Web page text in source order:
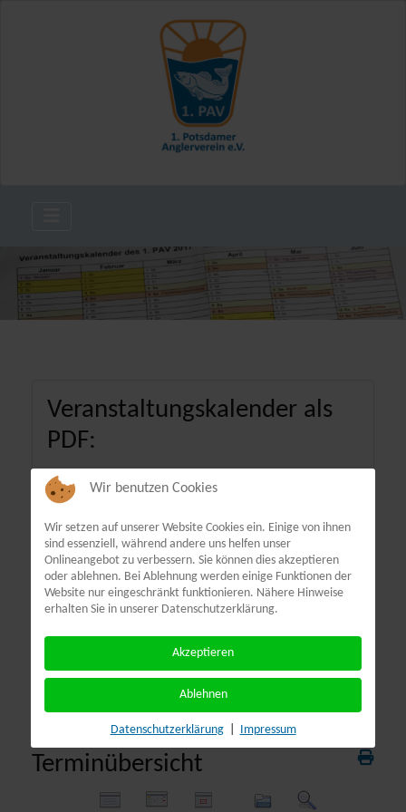
Veranstaltungskalender als
PDF:
Terminübersicht
Wir benutzen Cookies
Wir setzen auf unserer Website Cookies ein. Einige von ihnen
sind essenziell, während andere uns helfen unser
Onlineangebot zu verbessern. Sie können dies akzeptieren
oder ablehnen. Bei Ablehnung werden einige Funktionen der
Website nur eingeschränkt funktionieren. Nähere Hinweise
erhalten Sie in unserer Datenschutzerklärung.
Akzeptieren
Ablehnen
Datenschutzerklärung Impressum